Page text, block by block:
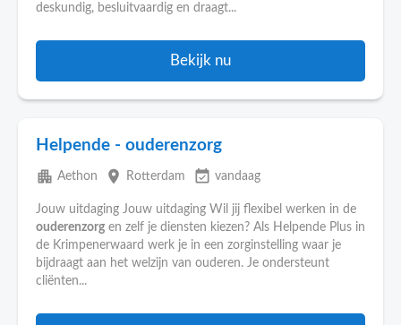
deskundig, besluitvaardig en draagt...
Bekijk nu
Helpende - ouderenzorg
apartment Aethon place Rotterdam event_available vandaag
Jouw uitdaging Jouw uitdaging Wil jij flexibel werken in de
ouderenzorg en zelf je diensten kiezen? Als Helpende Plus in
de Krimpenerwaard werk je in een zorginstelling waar je
bijdraagt aan het welzijn van ouderen. Je ondersteunt
cliënten...